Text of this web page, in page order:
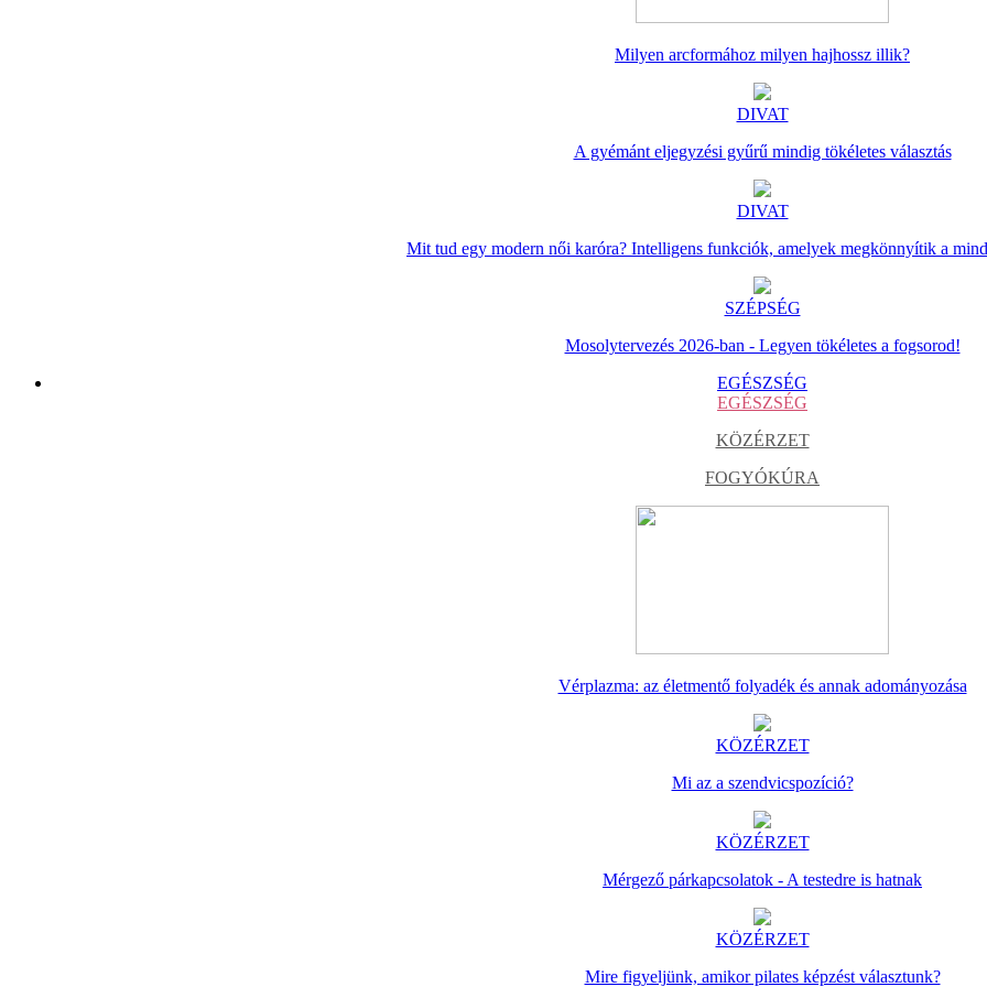
Milyen arcformához milyen hajhossz illik?
DIVAT
A gyémánt eljegyzési gyűrű mindig tökéletes választás
DIVAT
Mit tud egy modern női karóra? Intelligens funkciók, amelyek megkönnyítik a
SZÉPSÉG
Mosolytervezés 2026-ban - Legyen tökéletes a fogsorod!
EGÉSZSÉG
EGÉSZSÉG
KÖZÉRZET
FOGYÓKÚRA
Vérplazma: az életmentő folyadék és annak adományozása
KÖZÉRZET
Mi az a szendvicspozíció?
KÖZÉRZET
Mérgező párkapcsolatok - A testedre is hatnak
KÖZÉRZET
Mire figyeljünk, amikor pilates képzést választunk?